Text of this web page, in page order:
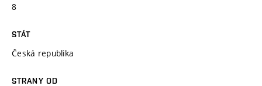
8
STÁT
Česká republika
STRANY OD